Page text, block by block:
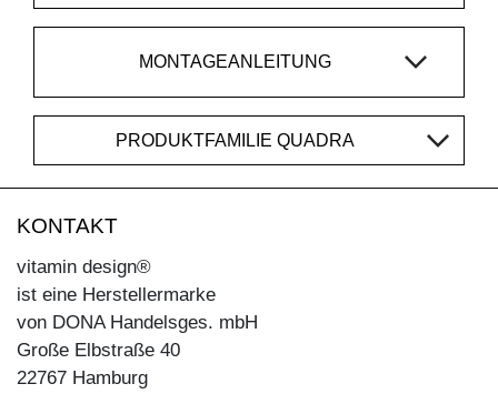
MONTAGEANLEITUNG
PRODUKTFAMILIE QUADRA
KONTAKT
vitamin design®
ist eine Herstellermarke
von DONA Handelsges. mbH
Große Elbstraße 40
22767 Hamburg